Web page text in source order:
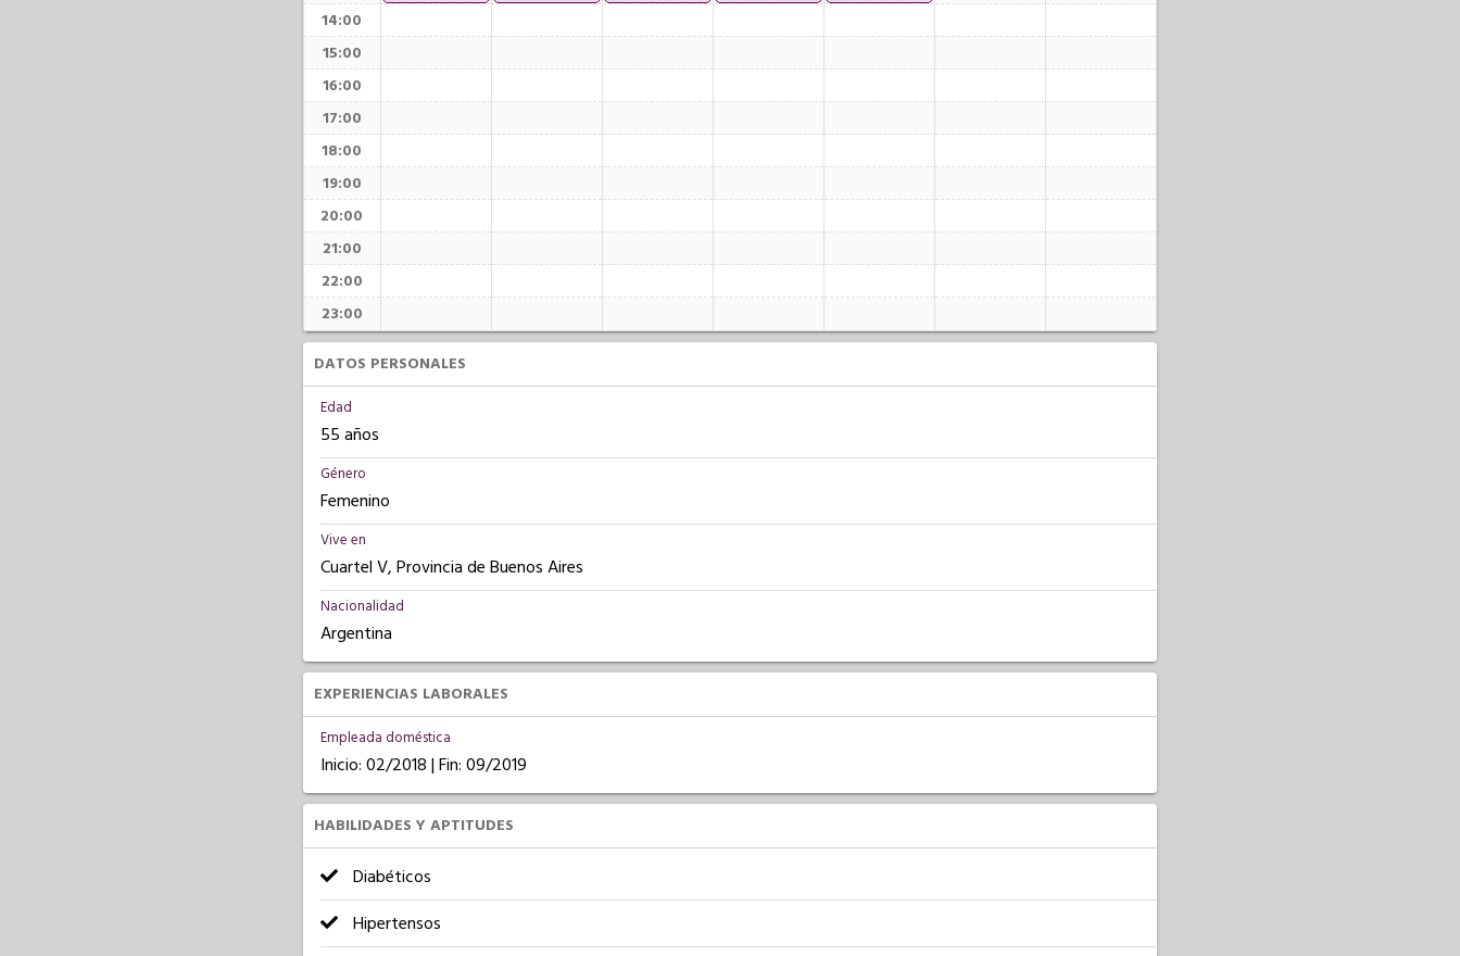
14:00
15:00
16:00
17:00
18:00
19:00
20:00
21:00
22:00
23:00
DATOS PERSONALES
Edad
55 años
Género
Femenino
Vive en
Cuartel V, Provincia de Buenos Aires
Nacionalidad
Argentina
EXPERIENCIAS LABORALES
Empleada doméstica
Inicio: 02/2018 | Fin: 09/2019
HABILIDADES Y APTITUDES
Diabéticos
Hipertensos